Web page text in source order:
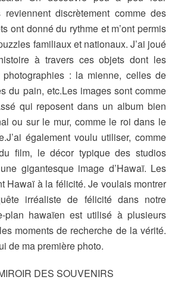
discrètement comme des
ont donné du rythme et m’ont permis
familiaux et nationaux. J’ai joué
à travers ces objets dont les
: la mienne, celles de
du pain, etc.Les images sont comme
qui reposent dans un album bien
ou sur le mur, comme le roi dans le
également voulu utiliser, comme
film, le décor typique des studios
gigantesque image d’Hawaï. Les
Hawaï à la félicité. Je voulais montrer
irréaliste de félicité dans notre
plan hawaïen est utilisé à plusieurs
moments de recherche de la vérité.
de ma première photo.
DES SOUVENIRS